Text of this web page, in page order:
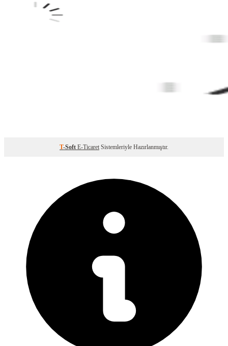
T-Soft E-Ticaret Sistemleriyle Hazırlanmıştır.